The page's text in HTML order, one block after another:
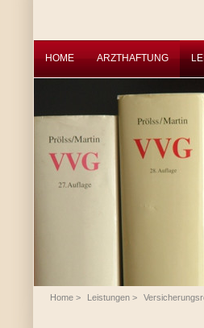
HOME ARZTHAFTUNG
Home> Leistungen>